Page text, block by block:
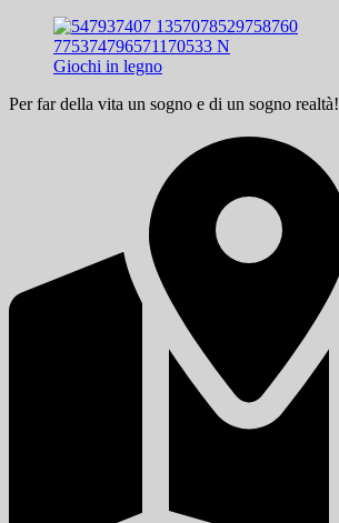
Giochi in legno
Per far della vita un sogno e di un sogno realtà!